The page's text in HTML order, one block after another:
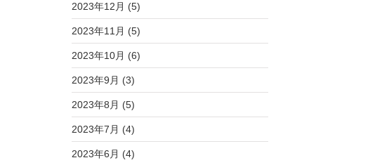
2023年12月 (5)
2023年11月 (5)
2023年10月 (6)
2023年9月 (3)
2023年8月 (5)
2023年7月 (4)
2023年6月 (4)